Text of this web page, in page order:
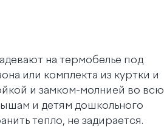
на термобелье под
или комплекта из куртки и
и замком-молнией во всю
и детям дошкольного
тепло, не задирается.